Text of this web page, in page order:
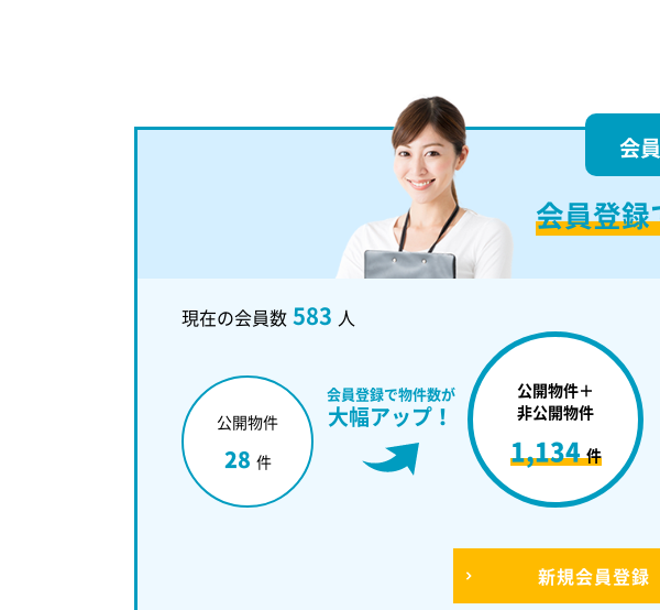
会
会員登録
現在の会員数 583 人
会員登録で物件数が
大幅アップ！
公開物件
28 件
公開物件＋
非公開物件
1,134 件
新規会員登録